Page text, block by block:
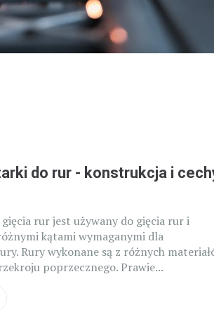
do rur - konstrukcja i
rur jest używany do gięcia rur i
kątami wymaganymi dla
Rury wykonane są z różnych
poprzecznego. Prawie...